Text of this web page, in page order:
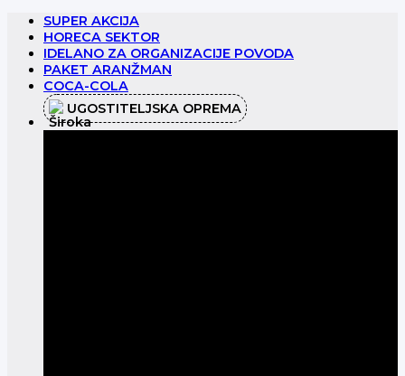
Preskoči
sadržaj
SUPER AKCIJA
HORECA SEKTOR
IDELANO ZA ORGANIZACIJE POVODA
PAKET ARANŽMAN
COCA-COLA
UGOSTITELJSKA OPREMA